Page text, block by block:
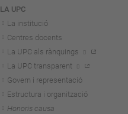
LA UPC
La institució
Centres docents
La UPC als rànquings
La UPC transparent
Govern i representació
Estructura i organització
Honoris causa